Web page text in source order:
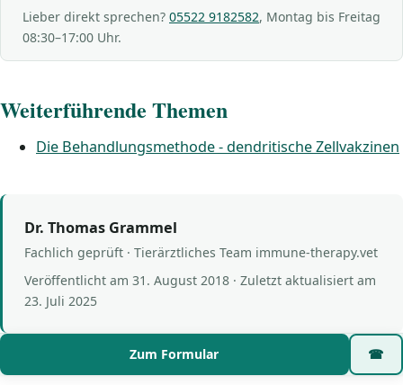
Lieber direkt sprechen? 05522 9182582, Montag bis Freitag
08:30–17:00 Uhr.
Weiterführende Themen
Die Behandlungsmethode - dendritische Zellvakzinen
Dr. Thomas Grammel
Fachlich geprüft · Tierärztliches Team immune-therapy.vet
Veröffentlicht am 31. August 2018 · Zuletzt aktualisiert am
23. Juli 2025
Zum Formular ☎